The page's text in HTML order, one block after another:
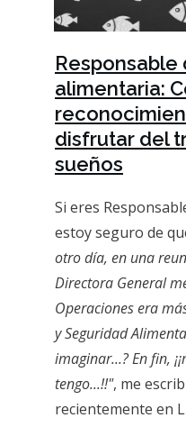
Responsable
alimentaria:
disfrutar del
sueños
Si eres
estoy seguro de
otro día, en una
Directora General
Operaciones era
y Seguridad
imaginar...?En fin,
tengo...!!", me
recientemente en